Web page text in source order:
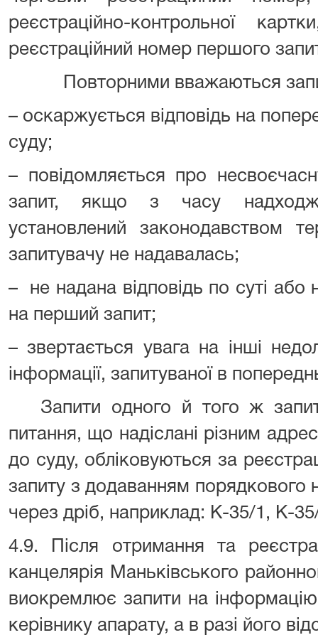
реєстраційно-контрольної
реєстраційний номер першого
Повторними вважаються
– оскаржується відповідь на
суду;
– повідомляється про
запит, якщо з часу
установлений законодавством
запитувачу не надавалась;
– не надана відповідь по суті або
на перший запит;
– звертається увага на інші
інформації, запитуваної в
Запити одного й того ж
питання, що надіслані різним
до суду, обліковуються за
запиту з додаванням
через дріб, наприклад: К-35/1, К-
4.9. Після отримання та
канцелярія Маньківського
виокремлює запити на
керівнику апарату, а в разі його